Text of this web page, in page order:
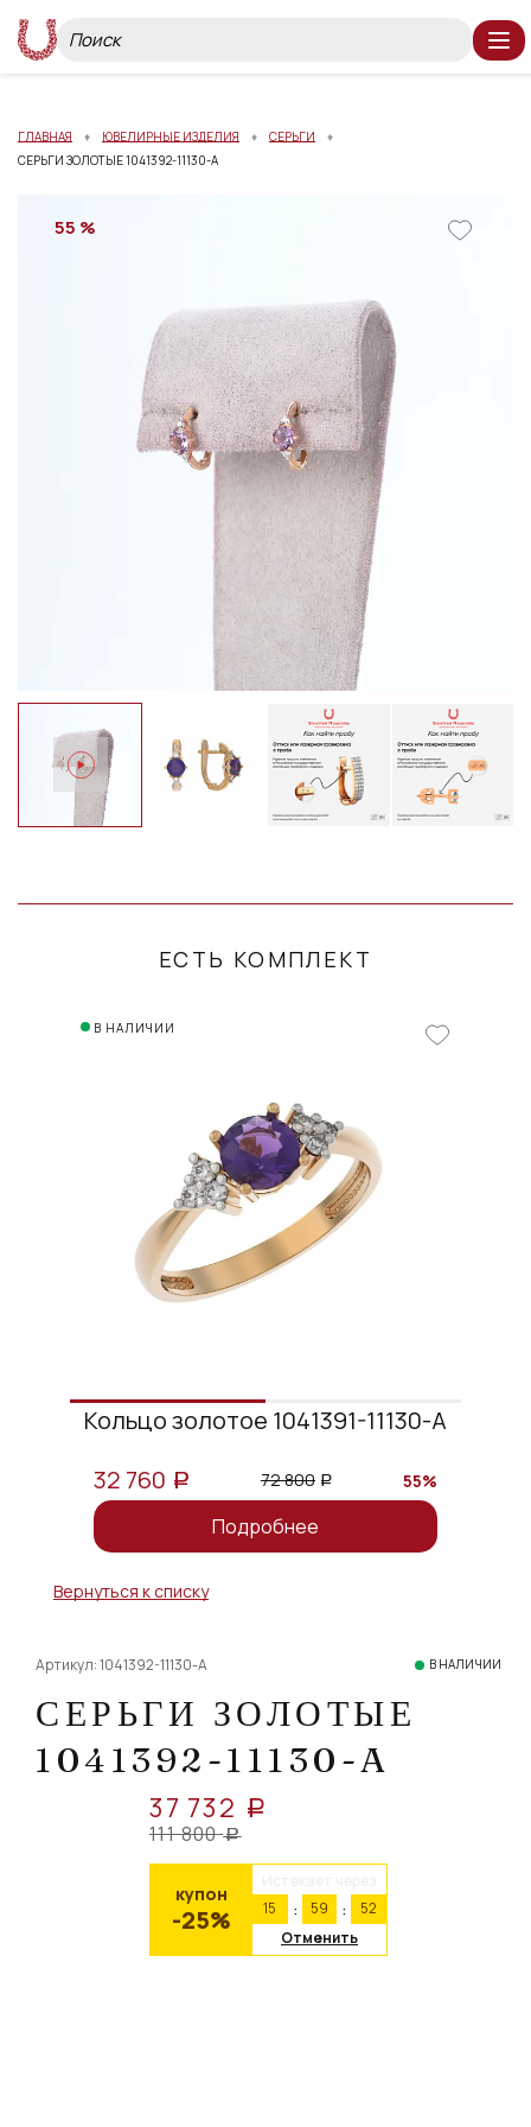
ГЛАВНАЯ ЮВЕЛИРНЫЕ ИЗДЕЛИЯ
СЕРЬГИ
СЕРЬГИ ЗОЛОТЫЕ 1041392-11130-A
ЕСТЬ КОМПЛЕКТ
В НАЛИЧИИ
Кольцо золотое 1041391-11130-A
32 760 a 72 800 a 55%
Подробнее
55 %
Вернуться к списку
Артикул: 1041392-11130-A В НАЛИЧИИ
СЕРЬГИ ЗОЛОТЫЕ
1041392-11130-A
37 732 a
111 800 a
купон
-25%
15
59
52
Отменить